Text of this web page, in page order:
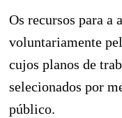
Os recursos para a
voluntariamente
cujos planos de
selecionados por
público.